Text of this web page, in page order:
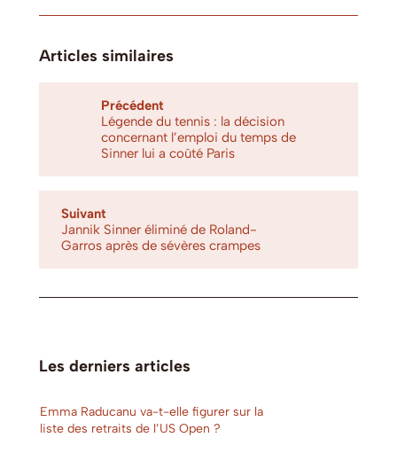
Articles similaires
Précédent
Légende du tennis : la décision
concernant l’emploi du temps de
Sinner lui a coûté Paris
Suivant
Jannik Sinner éliminé de Roland-
Garros après de sévères crampes
Les derniers articles
Emma Raducanu va-t-elle figurer sur la
liste des retraits de l’US Open ?